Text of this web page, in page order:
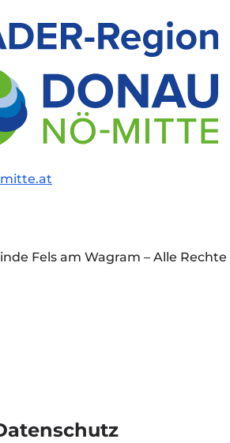
Fels am Wagram – Alle Rechte